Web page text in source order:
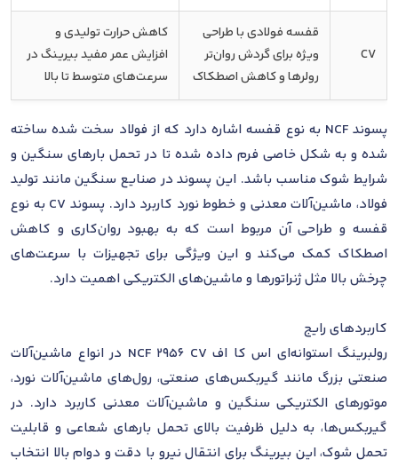
CV
قفسه فولادی با طراحی
ویژه برای گردش روان‌تر
رولرها و کاهش اصطکاک
کاهش حرارت تولیدی و
افزایش عمر مفید بیرینگ در
سرعت‌های متوسط تا بالا
پسوند NCF به نوع قفسه اشاره دارد که از فولاد سخت شده ساخته
شده و به شکل خاصی فرم داده شده تا در تحمل بارهای سنگین و
شرایط شوک مناسب باشد. این پسوند در صنایع سنگین مانند تولید
فولاد، ماشین‌آلات معدنی و خطوط نورد کاربرد دارد. پسوند CV به نوع
قفسه و طراحی آن مربوط است که به بهبود روان‌کاری و کاهش
اصطکاک کمک می‌کند و این ویژگی برای تجهیزات با سرعت‌های
چرخش بالا مثل ژنراتورها و ماشین‌های الکتریکی اهمیت دارد.
کاربردهای رایج
رولبرینگ استوانه‌ای اس کا اف NCF 2956 CV در انواع ماشین‌آلات
صنعتی بزرگ مانند گیربکس‌های صنعتی، رول‌های ماشین‌آلات نورد،
موتورهای الکتریکی سنگین و ماشین‌آلات معدنی کاربرد دارد. در
گیربکس‌ها، به دلیل ظرفیت بالای تحمل بارهای شعاعی و قابلیت
تحمل شوک، این بیرینگ برای انتقال نیرو با دقت و دوام بالا انتخاب